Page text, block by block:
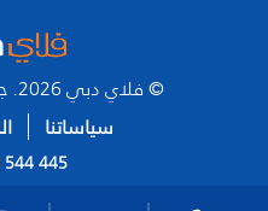
© فلاي دبي 2026. جميع الحقوق محفوظة.
سياساتنا
445